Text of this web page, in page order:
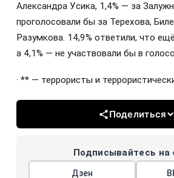
Александра Усика, 1,4% — за
проголосовали бы за Терехова,
Разумкова. 14,9% ответили, что
а 4,1% — не участвовали бы в
· ** — террористы и
Поделиться
Подписывайтесь на
Дзен